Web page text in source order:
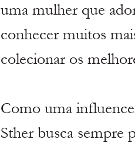
uma mulher que
conhecer muitos
colecionar os
Como uma
Sther busca sempre